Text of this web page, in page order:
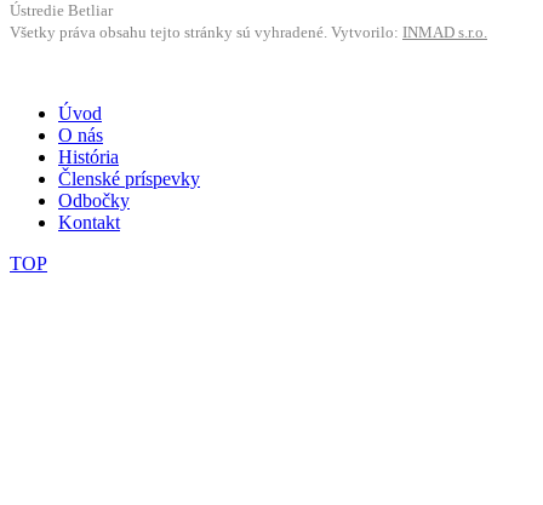
Ústredie Betliar
Všetky práva obsahu tejto stránky sú vyhradené. Vytvorilo: INMAD s.r.o.
Úvod
O nás
História
Členské príspevky
Odbočky
Kontakt
TOP